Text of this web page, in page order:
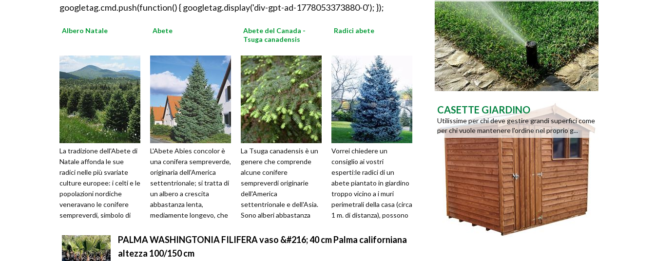
googletag.cmd.push(function() { googletag.display('div-gpt-ad-1778053373880-0'); });
Albero Natale
La tradizione dell'Abete di
Natale affonda le sue
radici nelle più svariate
culture europee: i celti e le
popolazioni nordiche
veneravano le conifere
sempreverdi, simbolo di
Abete
L'Abete Abies concolor è
una conifera sempreverde,
originaria dell'America
settentrionale; si tratta di
un albero a crescita
abbastanza lenta,
mediamente longevo, che
metri di ...
Abete del Canada -
Tsuga canadensis
La Tsuga canadensis è un
genere che comprende
alcune conifere
sempreverdi originarie
dell'America
settentrionale e dell'Asia.
Sono alberi abbastanza
10-20 metri, a seconda d...
Radici abete
Vorrei chiedere un
consiglio ai vostri
esperti:le radici di un
abete piantato in giardino
troppo vicino a i muri
perimetrali della casa (circa
1 m. di distanza), possono
pr...
PALMA WASHINGTONIA FILIFERA vaso &#216; 40 cm Palma californiana
altezza 100/150 cm
CASETTE GIARDINO
Utilissime per chi deve gestire grandi superfici come
per chi vuole mantenere l'ordine nel proprio g...